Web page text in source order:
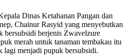
Dinas Ketahanan Pangan dan
Chainur Rasyid yang menyebutkan
bersubsidi berjenis Zwavelzure
merah untuk tanaman tembakau itu
lagi menjadi pupuk bersubsidi.